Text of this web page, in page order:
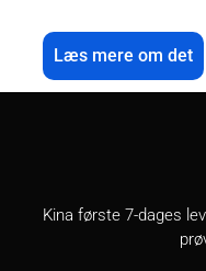
Læs mere om det
Kina første 7-dages